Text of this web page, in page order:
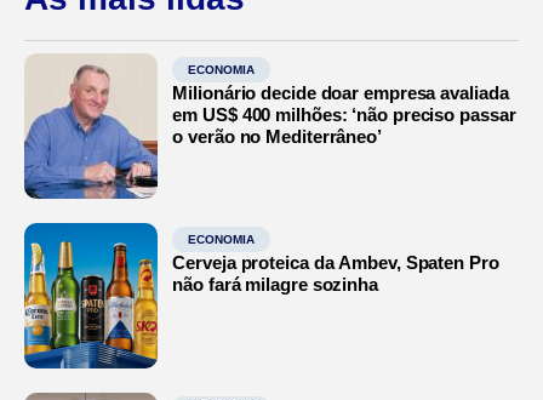
ECONOMIA
Milionário decide doar empresa avaliada
em US$ 400 milhões: ‘não preciso passar
o verão no Mediterrâneo’
ECONOMIA
Cerveja proteica da Ambev, Spaten Pro
não fará milagre sozinha